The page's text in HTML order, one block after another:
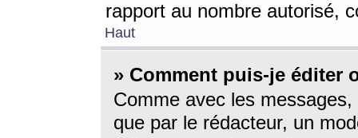
rapport au nombre autorisé,
Haut
» Comment puis-je éditer
Comme avec les
que par le rédacteur, un